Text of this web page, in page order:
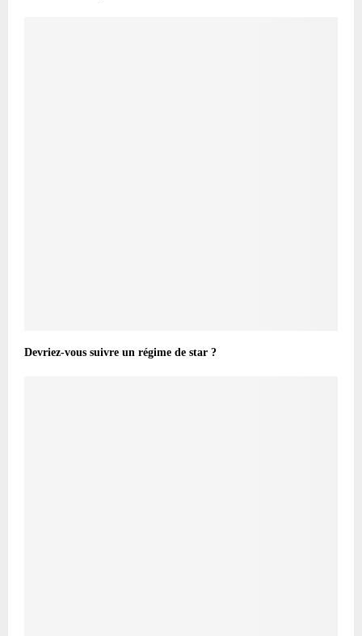
Devriez-vous suivre un régime de star ?